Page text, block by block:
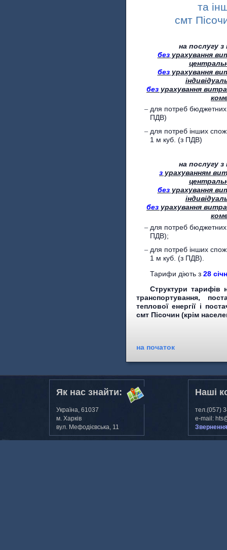
та
смт
на послугу з
безурахування
безурахування
без урахування
для потреб
ПДВ)
для потреб інших
1 м куб. (з ПДВ)
на послугу з
з урахуванням
безурахування
без урахування
для потреб
ПДВ);
для потреб інших
1 м куб. (з ПДВ).
Тарифи діють з28
Структури тарифів
транспортування,
теплової енергії і
смт Пісочин (крім
на початок
Як нас знайти:
Україна, 61037
м. Харкiв
вул. Мефодiєвська, 11
Наші
тел.(057)
e-mail: